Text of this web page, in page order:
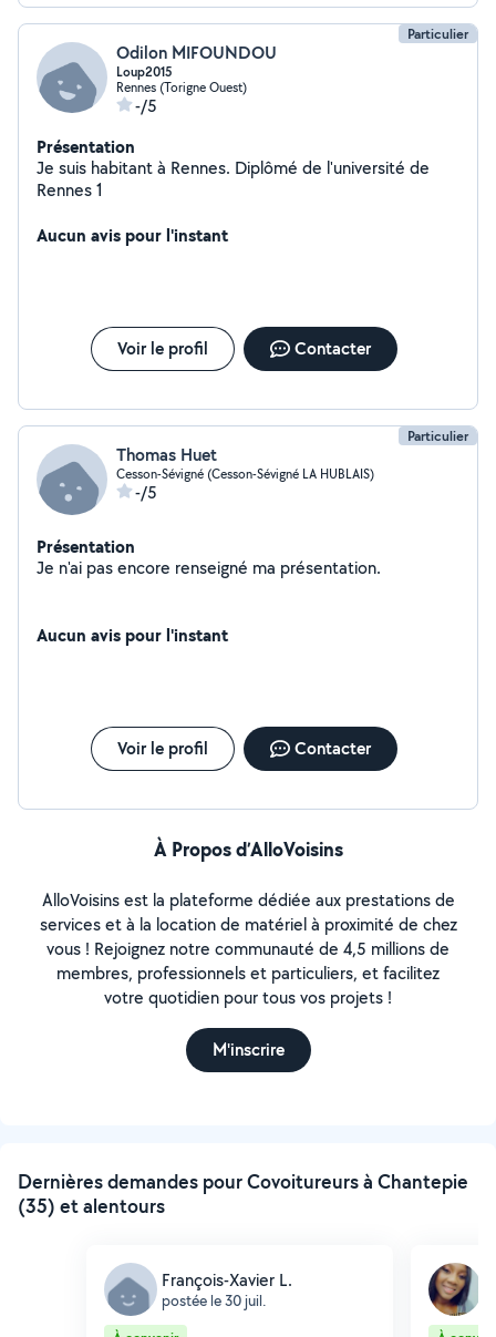
Particulier
Odilon MIFOUNDOU
Loup2015
Rennes (Torigne Ouest)
-/5
Présentation
Je suis habitant à Rennes. Diplômé de l'université de
Rennes 1
Aucun avis pour l'instant
Voir le profil Contacter
Particulier
Thomas Huet
Cesson-Sévigné (Cesson-Sévigné LA HUBLAIS)
-/5
Présentation
Je n'ai pas encore renseigné ma présentation.
Aucun avis pour l'instant
Voir le profil Contacter
À Propos d’AlloVoisins
AlloVoisins est la plateforme dédiée aux prestations de
services et à la location de matériel à proximité de chez
vous ! Rejoignez notre communauté de 4,5 millions de
membres, professionnels et particuliers, et facilitez
votre quotidien pour tous vos projets !
M'inscrire
Dernières demandes pour Covoitureurs à Chantepie
(35) et alentours
François-Xavier L.
postée le 30 juil.